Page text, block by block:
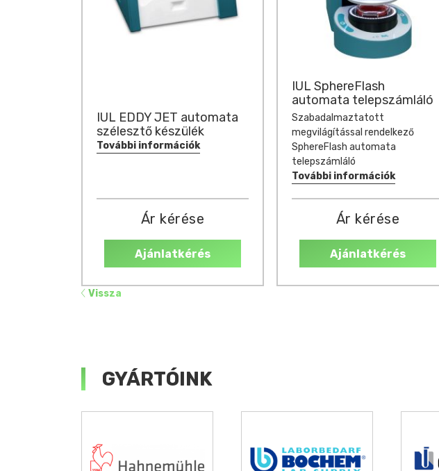
IUL EDDY JET automata
szélesztő készülék
További információk
Ár kérése
Ajánlatkérés
IUL SphereFlash
automata telepszámláló
Szabadalmaztatott
megvilágítással rendelkező
SphereFlash automata
telepszámláló
További információk
Ár kérése
Ajánlatkérés
Vissza
GYÁRTÓINK